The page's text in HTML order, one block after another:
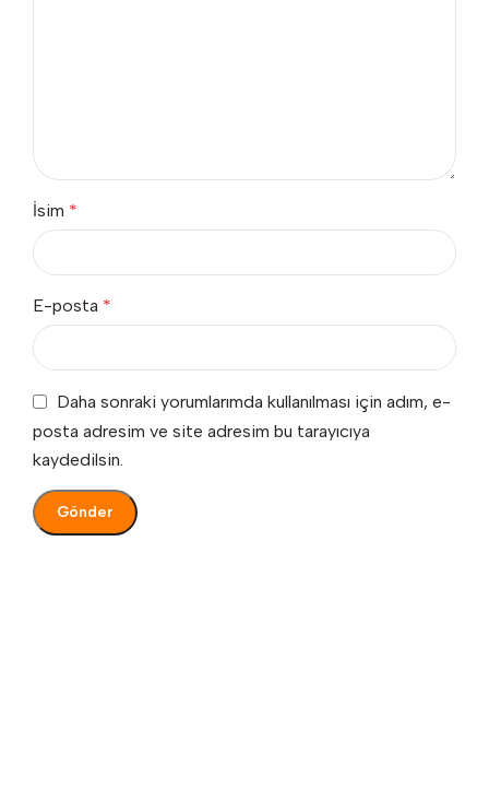
İsim *
E-posta *
Daha sonraki yorumlarımda kullanılması için adım, e-
posta adresim ve site adresim bu tarayıcıya
kaydedilsin.